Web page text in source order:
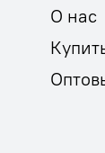
О нас